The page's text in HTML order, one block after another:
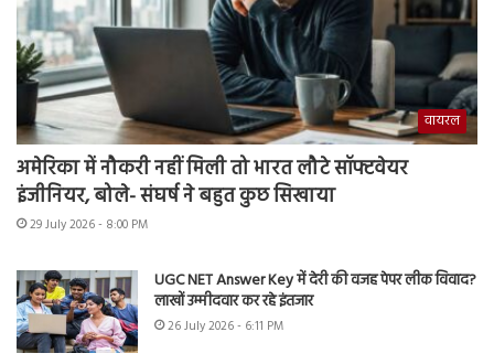
वायरल
अमेरिका में नौकरी नहीं मिली तो भारत लौटे सॉफ्टवेयर
इंजीनियर, बोले- संघर्ष ने बहुत कुछ सिखाया
29 July 2026 - 8:00 PM
UGC NET Answer Key में देरी की वजह पेपर लीक विवाद?
लाखों उम्मीदवार कर रहे इंतजार
26 July 2026 - 6:11 PM